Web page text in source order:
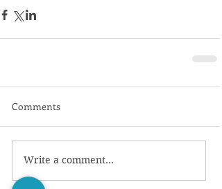
Comments
Write a comment...